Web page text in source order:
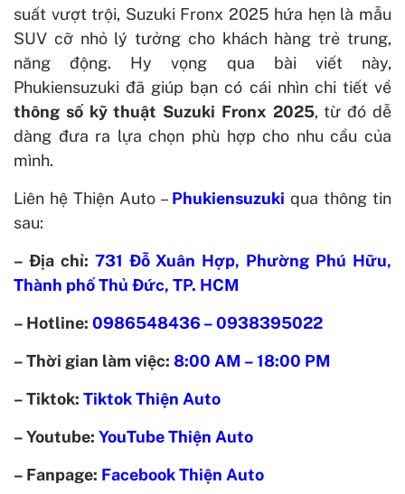
suất vượt trội, Suzuki Fronx 2025 hứa hẹn là mẫu
SUV cỡ nhỏ lý tưởng cho khách hàng trẻ trung,
năng động. Hy vọng qua bài viết này,
Phukiensuzuki đã giúp bạn có cái nhìn chi tiết về
thông số kỹ thuật Suzuki Fronx 2025, từ đó dễ
dàng đưa ra lựa chọn phù hợp cho nhu cầu của
mình.
Liên hệ Thiện Auto – Phukiensuzuki qua thông tin
sau:
– Địa chỉ: 731 Đỗ Xuân Hợp, Phường Phú Hữu,
Thành phố Thủ Đức, TP. HCM
– Hotline: 0986548436 – 0938395022
– Thời gian làm việc: 8:00 AM – 18:00 PM
– Tiktok: Tiktok Thiện Auto
– Youtube: YouTube Thiện Auto
– Fanpage: Facebook Thiện Auto